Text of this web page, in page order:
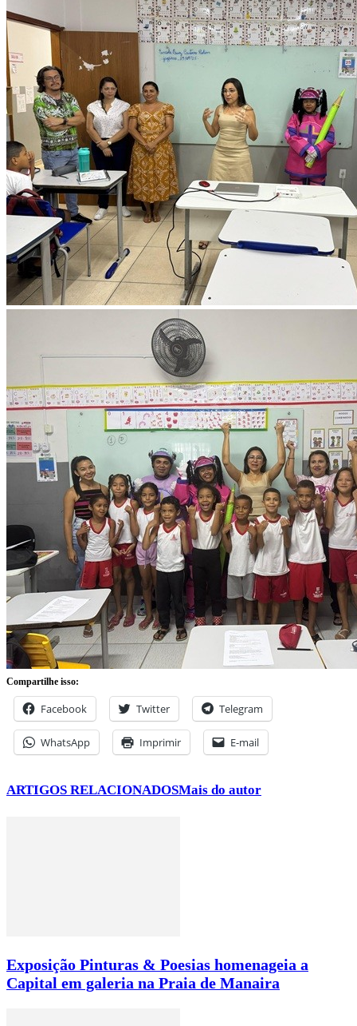
Compartilhe isso:
Facebook Twitter Telegram
WhatsApp Imprimir E-mail
ARTIGOS RELACIONADOSMais do autor
Exposição Pinturas & Poesias homenageia a
Capital em galeria na Praia de Manaira